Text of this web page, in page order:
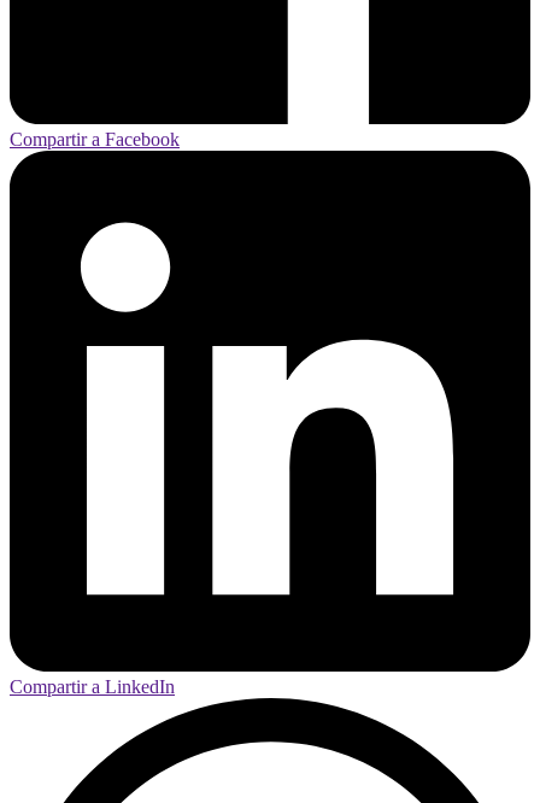
Compartir a Facebook
Compartir a LinkedIn